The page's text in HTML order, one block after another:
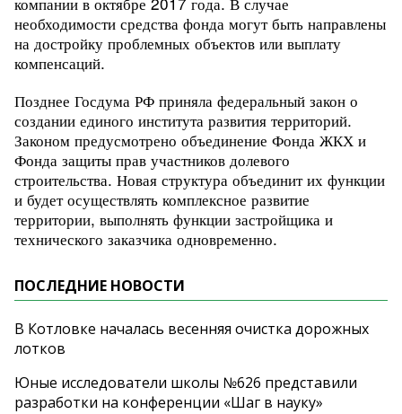
необходимости средства фонда могут быть направлены
на достройку проблемных объектов или выплату
компенсаций.
Позднее Госдума РФ приняла федеральный закон о
создании единого института развития территорий.
Законом предусмотрено объединение Фонда ЖКХ и
Фонда защиты прав участников долевого
строительства. Новая структура объединит их функции
и будет осуществлять комплексное развитие
территории, выполнять функции застройщика и
технического заказчика одновременно.
ПОСЛЕДНИЕ НОВОСТИ
В Котловке началась весенняя очистка дорожных
лотков
Юные исследователи школы №626 представили
разработки на конференции «Шаг в науку»